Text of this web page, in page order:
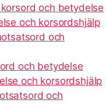
och betydelse
och korsordshjälp
och
och betydelse
och korsordshjälp
och